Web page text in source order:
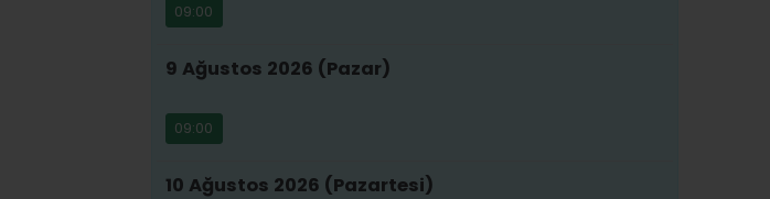
09:00
9 Ağustos 2026 (Pazar)
09:00
10 Ağustos 2026 (Pazartesi)